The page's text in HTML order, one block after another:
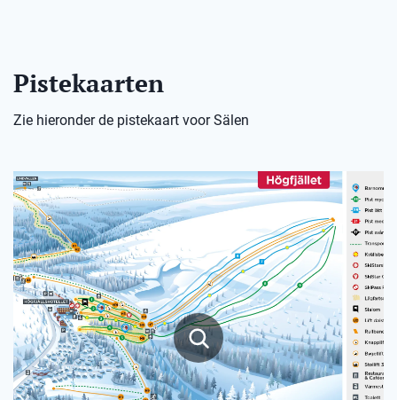
Pistekaarten
Zie hieronder de pistekaart voor Sälen